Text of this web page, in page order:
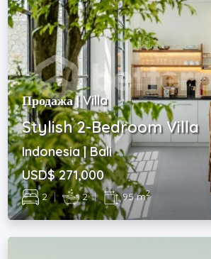
Продажа | Villa
Stylish 2-Bedroom Villa
Indonesia | Bali
USD$ 271,000
2 | 2 | 95 m2